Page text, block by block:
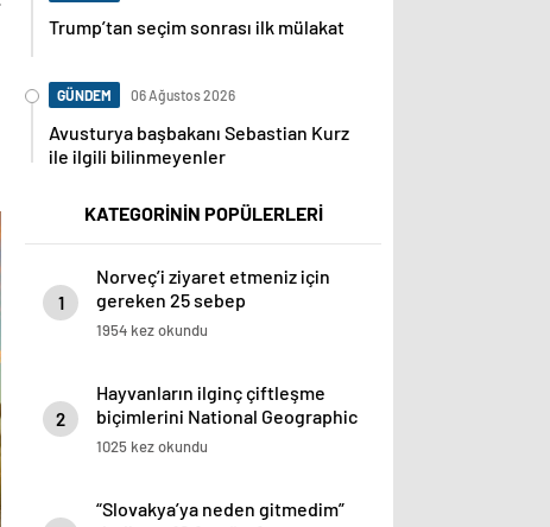
Trump’tan seçim sonrası ilk mülakat
GÜNDEM 06 Ağustos 2026
Avusturya başbakanı Sebastian Kurz
ile ilgili bilinmeyenler
KATEGORİNİN POPÜLERLERİ
1
Norveç’i ziyaret etmeniz için
gereken 25 sebep
1954 kez okundu
2
Hayvanların ilginç çiftleşme
biçimlerini National Geographic
görüntüledi.
1025 kez okundu
“Slovakya’ya neden gitmedim”